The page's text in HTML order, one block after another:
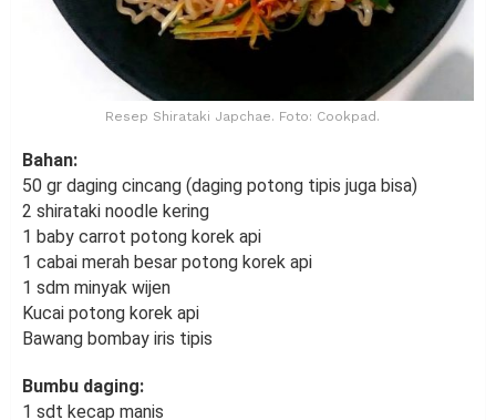
Resep Shirataki Japchae. Foto: Cookpad.
Bahan:
50 gr daging cincang (daging potong tipis juga bisa)
2 shirataki noodle kering
1 baby carrot potong korek api
1 cabai merah besar potong korek api
1 sdm minyak wijen
Kucai potong korek api
Bawang bombay iris tipis
Bumbu daging:
1 sdt kecap manis